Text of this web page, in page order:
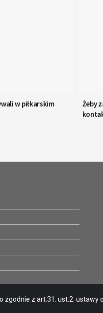
w piłkarskim
Żeby
z art.31. ust.2. ustawy